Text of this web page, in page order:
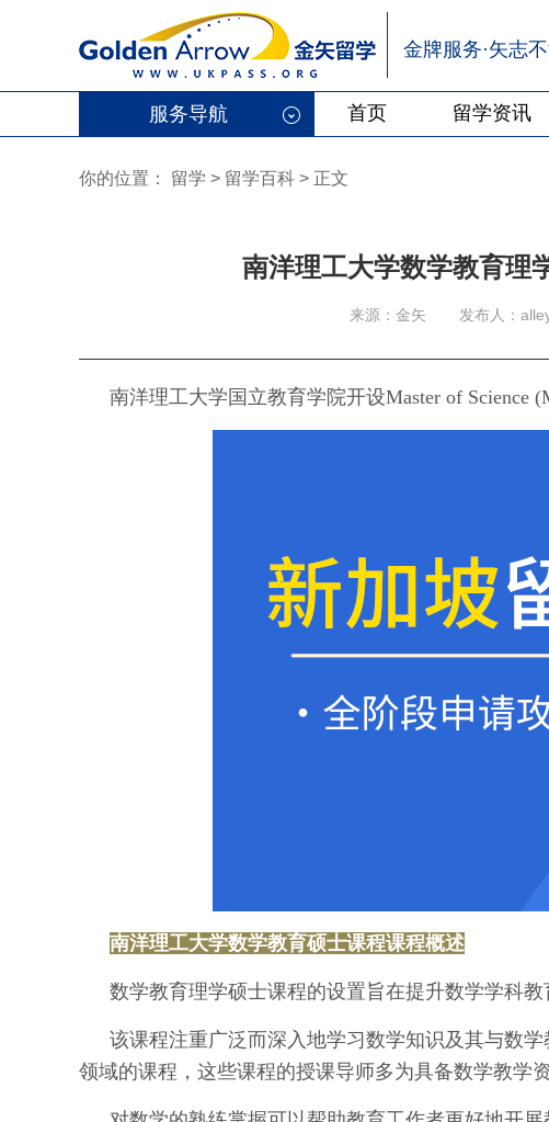
金牌服务·矢志
服务导航 首页 留学资讯
你的位置： 留学 > 留学百科 > 正文
南洋理工大学数学教育理
来源：金矢 发布人：
南洋理工大学国立教育学院开设Master of Science
南洋理工大学数学教育硕士课程课程概述
数学教育理学硕士课程的设置旨在提升数学学科教
该课程注重广泛而深入地学习数学知识及其与数
领域的课程，这些课程的授课导师多为具备数学教学